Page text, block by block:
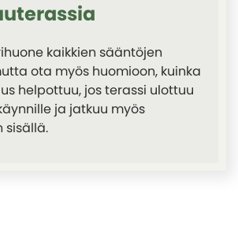
kaikkien sääntöjen
ota myös huomioon, kuinka
helpottuu, jos terassi ulottuu
ja jatkuu myös
sisällä.